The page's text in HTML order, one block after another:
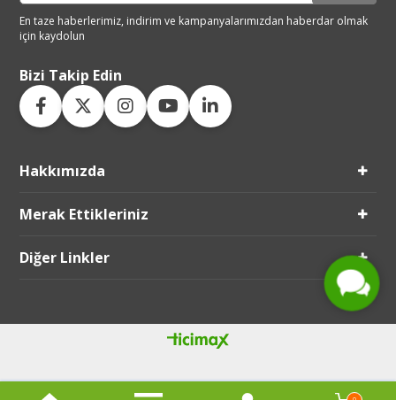
En taze haberlerimiz, indirim ve kampanyalarımızdan haberdar olmak
için kaydolun
Bizi Takip Edin
Hakkımızda
Merak Ettikleriniz
Diğer Linkler